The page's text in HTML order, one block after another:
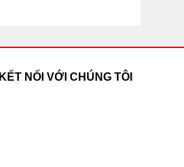
KẾT NỐI VỚI CHÚNG TÔI